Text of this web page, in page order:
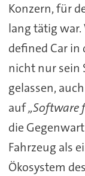
Konzern, für
lang tätig
defined Car
nicht nur sein
gelassen,
auf„Software
die
Fahrzeug als
Ökosystem